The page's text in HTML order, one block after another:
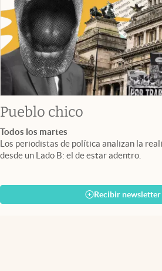
Pueblo chico
Todos los martes
Los periodistas de política analizan la
desde un Lado B: el de estar adentro.
Recibir newsletter